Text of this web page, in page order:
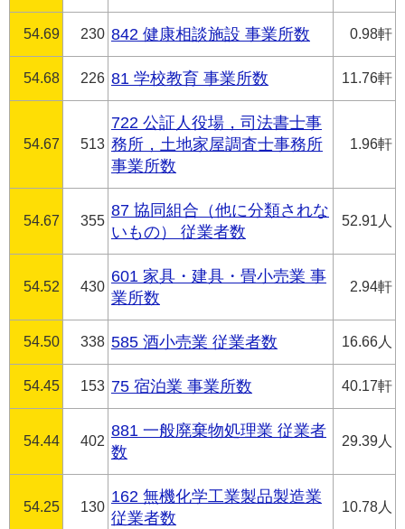
54.69 230 842 健康相談施設 事業所数 0.98軒
54.68 226 81 学校教育 事業所数 11.76軒
54.67 513
722 公証人役場，司法書士事
務所，土地家屋調査士事務所
事業所数
1.96軒
54.67 355
87 協同組合（他に分類されな
いもの） 従業者数
52.91人
54.52 430
601 家具・建具・畳小売業 事
業所数
2.94軒
54.50 338 585 酒小売業 従業者数 16.66人
54.45 153 75 宿泊業 事業所数 40.17軒
54.44 402
881 一般廃棄物処理業 従業者
数
29.39人
54.25 130
162 無機化学工業製品製造業
従業者数
10.78人